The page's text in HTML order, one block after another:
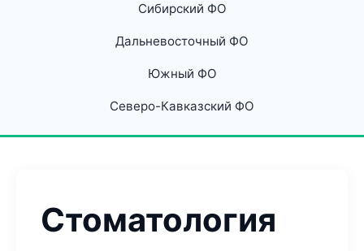
Сибирский ФО
Дальневосточный ФО
Южный ФО
Северо-Кавказский ФО
Стоматология